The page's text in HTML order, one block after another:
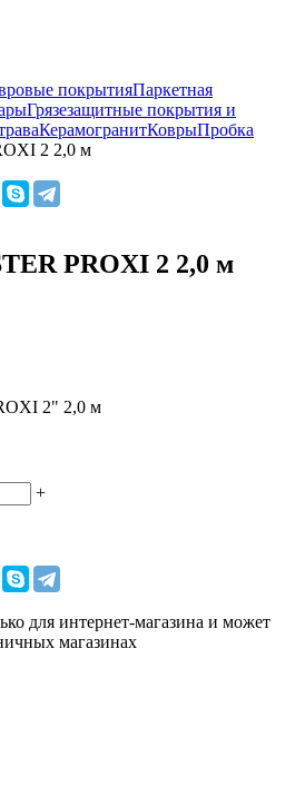
покрытияПаркетная
Грязезащитные покрытия и
КерамогранитКоврыПробка
2 2,0 м
PROXI 2 2,0 м
2" 2,0 м
+
для интернет-магазина и может
магазинах